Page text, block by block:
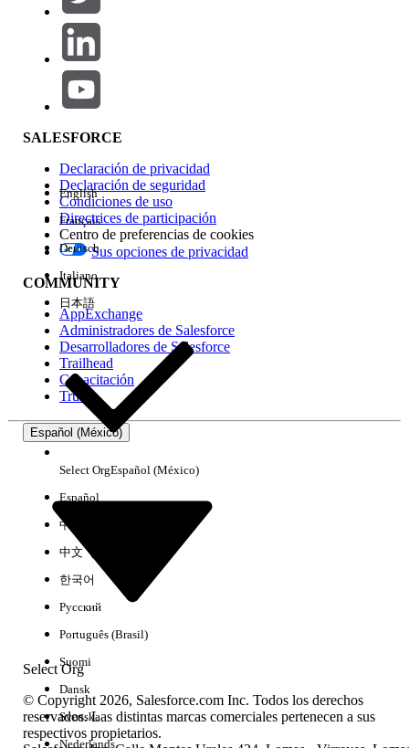
Área de productos
Repercusión de función
Edición
Experiencia
No hay resultados
SALESFORCE
Declaración de privacidad
Declaración de seguridad
Condiciones de uso
Directrices de participación
Centro de preferencias de cookies
Sus opciones de privacidad
COMMUNITY
AppExchange
Administradores de Salesforce
Desarrolladores de Salesforce
Trailhead
Capacitación
Trust
Español (México)
Select Org
English
Français
Deutsch
Italiano
日本語
Select OrgEspañol (México)
Español
中文（简体）
中文（繁體）
한국어
Русский
Português (Brasil)
Suomi
Dansk
Svenska
Nederlands
© Copyright 2026, Salesforce.com Inc. Todos los derechos
reservados. Las distintas marcas comerciales pertenecen a sus
respectivos propietarios.